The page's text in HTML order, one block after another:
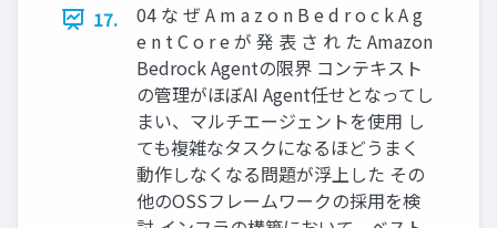
17.
04 な ぜ A m a z o n B e d r o c k A g
e n t C o r e が 発 表 さ れ た Amazon
Bedrock Agentの限界 コンテキスト
の管理がほぼAI Agent任せとなってし
まい、マルチエージェントを使用 し
ても複雑なタスクになるほどうまく
動作しなくなる問題が浮上した その
他のOSSフレームワークの採用を検